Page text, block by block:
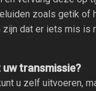
zoals getik of
zijn dat er iets mis is
uw transmissie?
u zelf uitvoeren,